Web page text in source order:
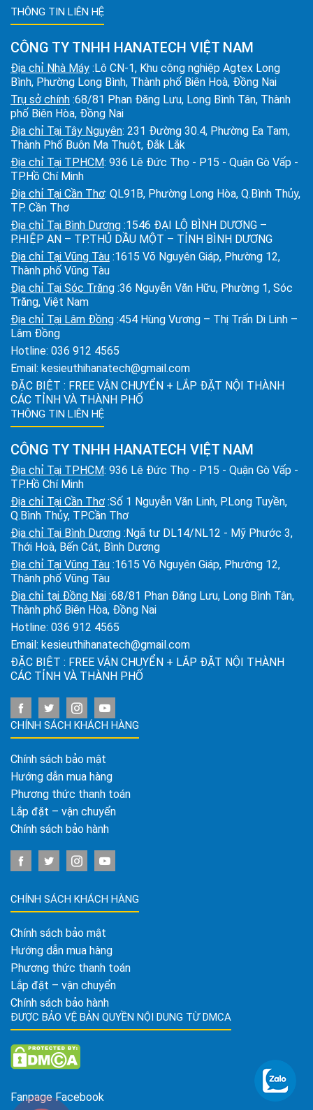
THÔNG TIN LIÊN HỆ
CÔNG TY TNHH HANATECH VIỆT NAM
Địa chỉ Nhà Máy :Lô CN-1, Khu công nghiệp Agtex Long
Bình, Phường Long Bình, Thành phố Biên Hoà, Đồng Nai
Trụ sở chính :68/81 Phan Đăng Lưu, Long Bình Tân, Thành
phố Biên Hòa, Đồng Nai
Địa chỉ Tại Tây Nguyên: 231 Đường 30.4, Phường Ea Tam,
Thành Phố Buôn Ma Thuột, Đắk Lắk
Địa chỉ Tại TPHCM: 936 Lê Đức Thọ - P15 - Quận Gò Vấp -
TP.Hồ Chí Minh
Địa chỉ Tại Cần Thơ: QL91B, Phường Long Hòa, Q.Bình Thủy,
TP. Cần Thơ
Địa chỉ Tại Bình Dương :1546 ĐẠI LỘ BÌNH DƯƠNG –
P.HIỆP AN – TP.THỦ DẦU MỘT – TỈNH BÌNH DƯƠNG
Địa chỉ Tại Vũng Tàu :1615 Võ Nguyên Giáp, Phường 12,
Thành phố Vũng Tàu
Địa chỉ Tại Sóc Trăng :36 Nguyễn Văn Hữu, Phường 1, Sóc
Trăng, Việt Nam
Địa chỉ Tại Lâm Đồng :454 Hùng Vương – Thị Trấn Di Linh –
Lâm Đồng
Hotline: 036 912 4565
Email: kesieuthihanatech@gmail.com
ĐẶC BIỆT : FREE VẬN CHUYỂN + LẮP ĐẶT NỘI THÀNH
CÁC TỈNH VÀ THÀNH PHỐ
THÔNG TIN LIÊN HỆ
CÔNG TY TNHH HANATECH VIỆT NAM
Địa chỉ Tại TPHCM: 936 Lê Đức Thọ - P15 - Quận Gò Vấp -
TP.Hồ Chí Minh
Địa chỉ Tại Cần Thơ :Số 1 Nguyễn Văn Linh, P.Long Tuyền,
Q.Bình Thủy, TP.Cần Thơ
Địa chỉ Tại Bình Dương :Ngã tư DL14/NL12 - Mỹ Phước 3,
Thới Hoà, Bến Cát, Bình Dương
Địa chỉ Tại Vũng Tàu :1615 Võ Nguyên Giáp, Phường 12,
Thành phố Vũng Tàu
Địa chỉ tại Đồng Nai :68/81 Phan Đăng Lưu, Long Bình Tân,
Thành phố Biên Hòa, Đồng Nai
Hotline: 036 912 4565
Email: kesieuthihanatech@gmail.com
ĐẶC BIỆT : FREE VẬN CHUYỂN + LẮP ĐẶT NỘI THÀNH
CÁC TỈNH VÀ THÀNH PHỐ
CHÍNH SÁCH KHÁCH HÀNG
Chính sách bảo mật
Hướng dẫn mua hàng
Phương thức thanh toán
Lắp đặt – vận chuyển
Chính sách bảo hành
CHÍNH SÁCH KHÁCH HÀNG
Chính sách bảo mật
Hướng dẫn mua hàng
Phương thức thanh toán
Lắp đặt – vận chuyển
Chính sách bảo hành
ĐƯỢC BẢO VỆ BẢN QUYỀN NỘI DUNG TỪ DMCA
Fanpage Facebook